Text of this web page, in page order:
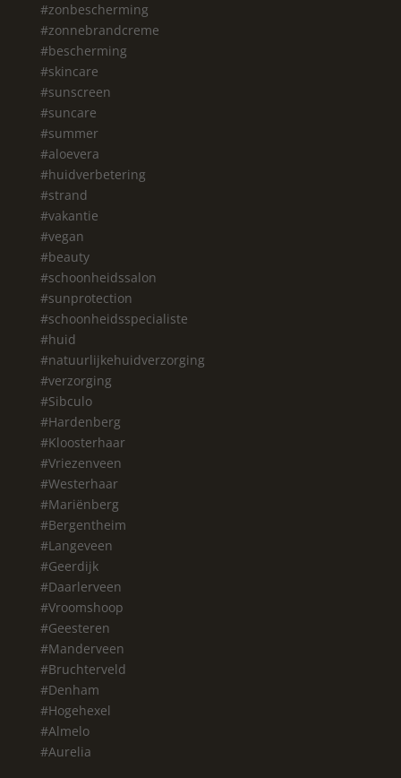
#zonbescherming
#zonnebrandcreme
#bescherming
#skincare
#sunscreen
#suncare
#summer
#aloevera
#huidverbetering
#strand
#vakantie
#vegan
#beauty
#schoonheidssalon
#sunprotection
#schoonheidsspecialiste
#huid
#natuurlijkehuidverzorging
#verzorging
#Sibculo
#Hardenberg
#Kloosterhaar
#Vriezenveen
#Westerhaar
#Mariënberg
#Bergentheim
#Langeveen
#Geerdijk
#Daarlerveen
#Vroomshoop
#Geesteren
#Manderveen
#Bruchterveld
#Denham
#Hogehexel
#Almelo
#Aurelia